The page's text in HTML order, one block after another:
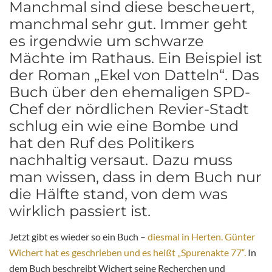
Manchmal sind diese bescheuert,
manchmal sehr gut. Immer geht
es irgendwie um schwarze
Mächte im Rathaus. Ein Beispiel ist
der Roman „Ekel von Datteln“. Das
Buch über den ehemaligen SPD-
Chef der nördlichen Revier-Stadt
schlug ein wie eine Bombe und
hat den Ruf des Politikers
nachhaltig versaut. Dazu muss
man wissen, dass in dem Buch nur
die Hälfte stand, von dem was
wirklich passiert ist.
Jetzt gibt es wieder so ein Buch – diesmal in Herten. Günter
Wichert hat es geschrieben und es heißt „Spurenakte 77“. In
dem Buch beschreibt Wichert seine Recherchen und